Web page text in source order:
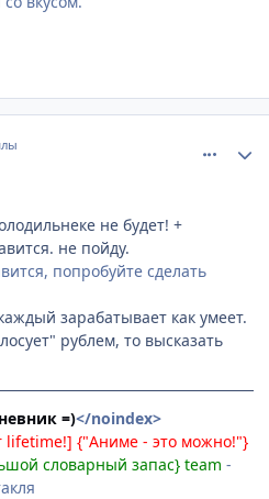
не будет! +
не пойду.
попробуйте сделать
зарабатывает как умеет.
рублем, то высказать
=)</noindex>
{"Аниме - это можно!"}
словарный запас} team -